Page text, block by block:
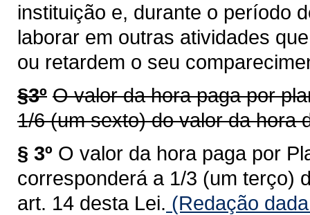
instituição e, durante o período
laborar em outras atividades
ou retardem o seu
§3º O valor da hora paga por
1/6 (um sexto) do valor da hora
§ 3º O valor da hora paga por
corresponderá a 1/3 (um terço)
art. 14 desta Lei. (Redação